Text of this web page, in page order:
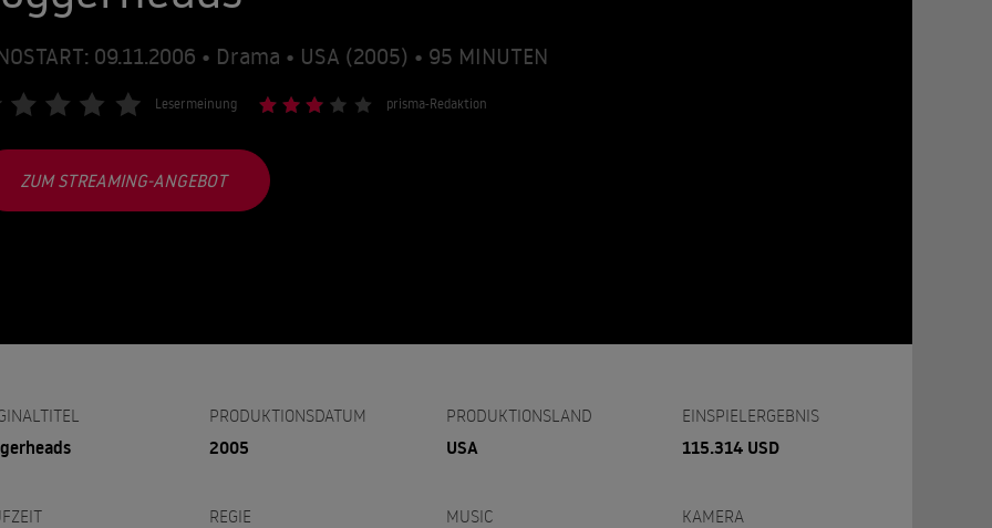
09.11.2006 • Drama • USA (2005) • 95 MINUTEN
Lesermeinung prisma-Redaktion
ZUM STREAMING-ANGEBOT
PRODUKTIONSDATUM
2005
PRODUKTIONSLAND
USA
EINSPIELERGEBNIS
115.314 USD
REGIE MUSIC KAMERA